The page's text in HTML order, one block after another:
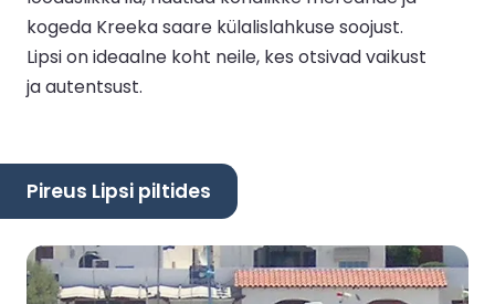
kogeda Kreeka saare külalislahkuse soojust.
Lipsi on ideaalne koht neile, kes otsivad vaikust
ja autentsust.
Pireus Lipsi piltides